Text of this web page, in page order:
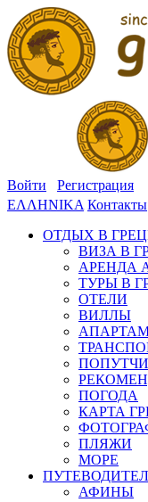
Войти
Регистрация
ΕΛΛΗΝΙΚΑ Контакты
ОТДЫХ В
ВИЗА В
АРЕНДА
ТУРЫ В
ОТЕЛИ
ВИЛЛЫ
ПОГОДА
КАРТА
ПЛЯЖИ
МОРЕ
АФИНЫ